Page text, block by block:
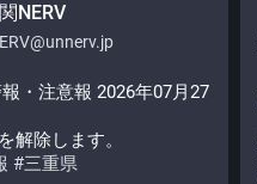
NERV
報・注意報 2026年07月27
解除します。
#三重県